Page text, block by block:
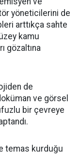
yöneticilerini de
arttıkça sahte
kamu
gözaltına
de
ve görsel
bir çevreye
temas kurduğu